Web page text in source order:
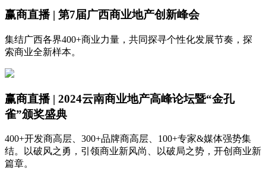
赢商直播 | 第7届广西商业地产创新峰会
集结广西各界400+商业力量，共同探寻个性化发展节奏，探
索商业全新样本。
赢商直播 | 2024云南商业地产高峰论坛暨“金孔
雀”颁奖盛典
400+开发商高层、300+品牌商高层、100+专家&媒体强势集
结。以破风之勇，引领商业新风尚、以破局之势，开创商业新
篇章。